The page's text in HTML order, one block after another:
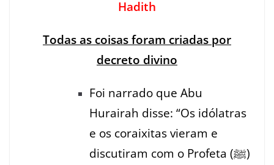
Hadith
Todas as coisas foram criadas por
decreto divino
Foi narrado que Abu
Hurairah disse: “Os idólatras
e os coraixitas vieram e
discutiram com o Profeta (ﷺ)